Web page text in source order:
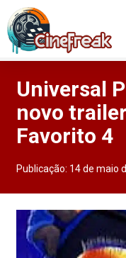
Universal
novo
Favorito 4
Publicação: 14 de maio